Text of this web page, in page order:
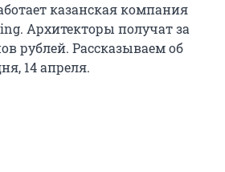
казанская компания
Архитекторы получат за
рублей. Рассказываем об
14 апреля.